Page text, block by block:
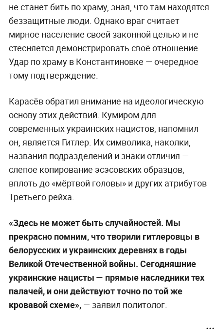
не станет бить по храму, зная, что там находятся
беззащитные люди. Однако враг считает
мирное население своей законной целью и не
стесняется демонстрировать своё отношение.
Удар по храму в Константиновке — очередное
тому подтверждение.
Карасёв обратил внимание на идеологическую
основу этих действий. Кумиром для
современных украинских нацистов, напомнил
он, является Гитлер. Их символика, наколки,
названия подразделений и знаки отличия —
слепое копирование эсэсовских образцов,
вплоть до «мёртвой головы» и других атрибутов
Третьего рейха.
«Здесь не может быть случайностей. Мы
прекрасно помним, что творили гитлеровцы в
белорусских и украинских деревнях в годы
Великой Отечественной войны. Сегодняшние
украинские нацисты — прямые наследники тех
палачей, и они действуют точно по той же
кровавой схеме»,— заявил политолог.